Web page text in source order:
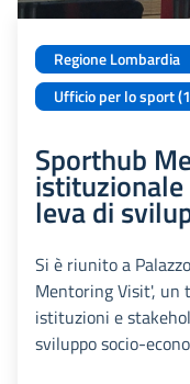
Regione Lombardia
Ufficio per lo sport
Sporthub
leva di
Si è riunito a
Mentoring Visit', un
istituzioni e
sviluppo socio-